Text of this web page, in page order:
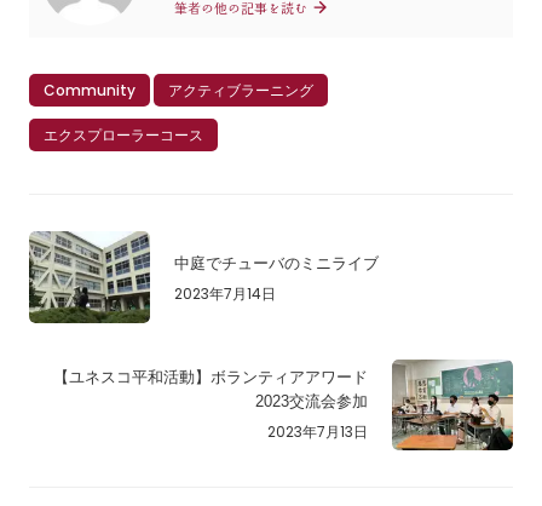
筆者の他の記事を読む
Community アクティブラーニング
エクスプローラーコース
中庭でチューバのミニライブ
2023年7月14日
【ユネスコ平和活動】ボランティアアワード
2023交流会参加
2023年7月13日